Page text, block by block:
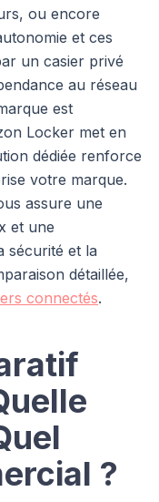
ou encore
et ces
un casier privé
au réseau
est
Locker met en
dédiée renforce
votre marque.
assure une
et une
sécurité et la
détaillée,
connectés.
?